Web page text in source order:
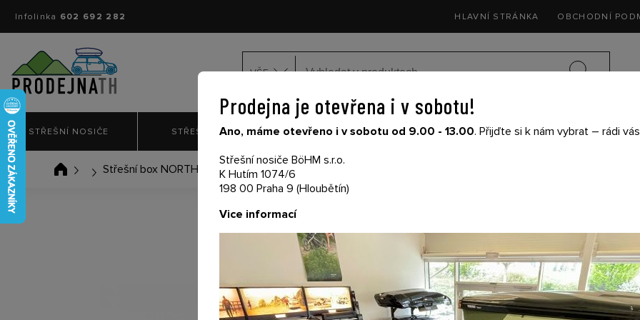
Infolinka 602 692 282 HLAVNÍ STRÁNKA OBCHODNÍ
VŠE
STŘEŠNÍ NOSIČE STŘEŠNÍ BOXY NOSIČE NA KOLA DĚTSKÉ KOČÁRKY
SEDAČKY DO
THULE
Střešní box NORTHLINE Family 420 Silver
FAMILY 420 SILVER
Produkt již nelze
Prodejna je otevřena i v sobotu!
Ano, máme otevřeno i v sobotu od 9.00 - 13.00. Přijďte si k nám vybrat – rádi
Střešní nosiče BöHM s.r.o.
K Hutím 1074/6
198 00 Praha 9 (Hloubětín)
Vice informací